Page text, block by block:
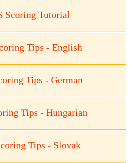
Scoring Tutorial
Tips - English
Tips - German
Tips - Hungarian
Tips - Slovak